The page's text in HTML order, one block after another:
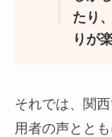
たり
りが
それでは、関
用者の声とと